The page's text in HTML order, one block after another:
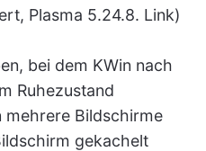
Plasma 5.24.8. Link)
bei dem KWin nach
Ruhezustand
mehrere Bildschirme
gekachelt